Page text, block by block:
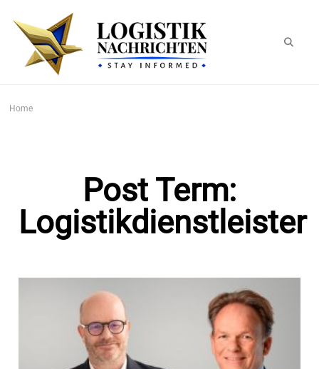
Home
Post Term:
Logistikdienstleister